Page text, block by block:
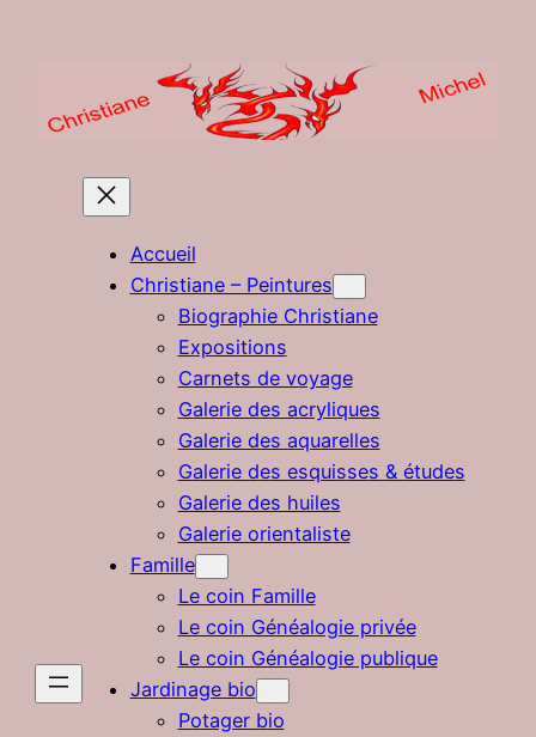
Accueil
Christiane – Peintures
Biographie Christiane
Expositions
Carnets de voyage
Galerie des acryliques
Galerie des aquarelles
Galerie des esquisses & études
Galerie des huiles
Galerie orientaliste
Famille
Le coin Famille
Le coin Généalogie privée
Le coin Généalogie publique
Jardinage bio
Potager bio